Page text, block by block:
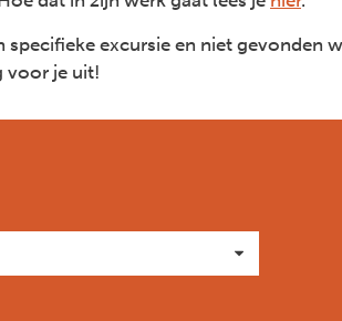
specifieke excursie en niet gevonden
voor je uit!